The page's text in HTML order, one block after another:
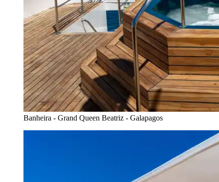
Banheira - Grand Queen Beatriz - Galapagos